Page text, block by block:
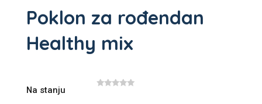
Poklon za rođendan
Healthy mix
Na stanju